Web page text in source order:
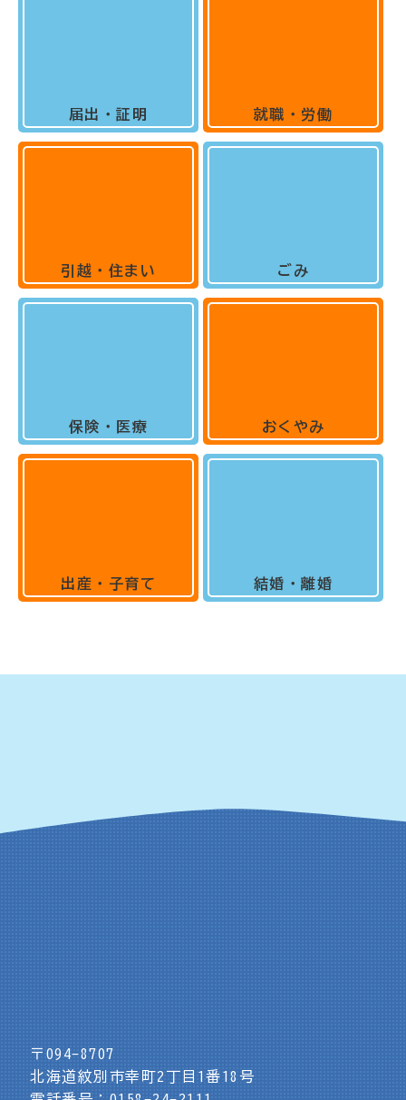
届出・証明
引越・住まい
保険・医療
出産・子育て
就職・労働
ごみ
おくやみ
結婚・離婚
〒094-8707
北海道紋別市幸町2丁目1番18号